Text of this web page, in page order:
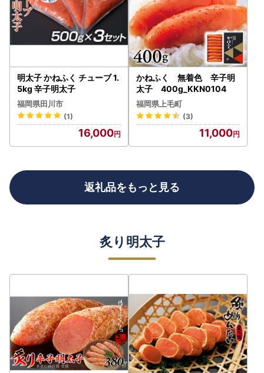
明太子 かねふく チューブ 1.
5kg 辛子明太子
福岡県田川市
(1)
16,000
かねふく 無着色 辛子明
太子 400g_KKN0104
福岡県上毛町
(3)
11,000
返礼品をもっと見る
炙り明太子